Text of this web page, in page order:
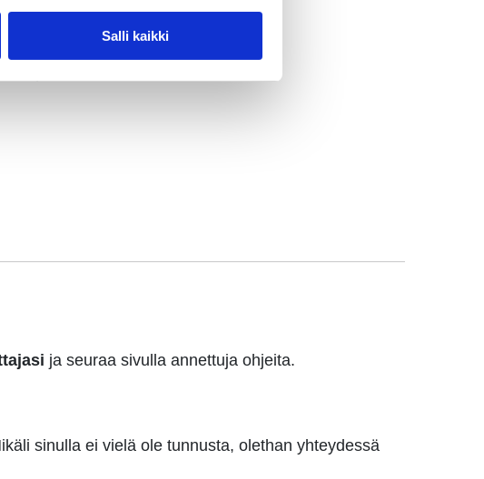
Salli kaikkitilaajille
ja seuraa sivulla annettuja ohjeita.
sinulla ei vielä ole tunnusta, olethan yhteydessä